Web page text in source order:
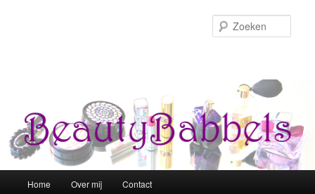
Spring naar de primaire inhoud
Spring naar de secundaire inhoud
Home Over mij Contact